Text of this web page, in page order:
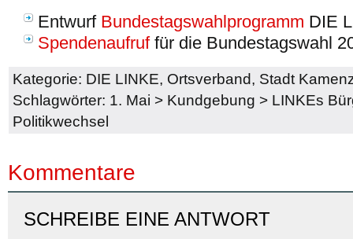
Entwurf Bundestagswahlprogramm DIE
Spendenaufruffür die Bundestagswahl
Kategorie: DIE LINKE, Ortsverband, Stadt
Schlagwörter: 1. Mai > Kundgebung > LINKEs
Politikwechsel
Kommentare
SCHREIBE EINE ANTWORT